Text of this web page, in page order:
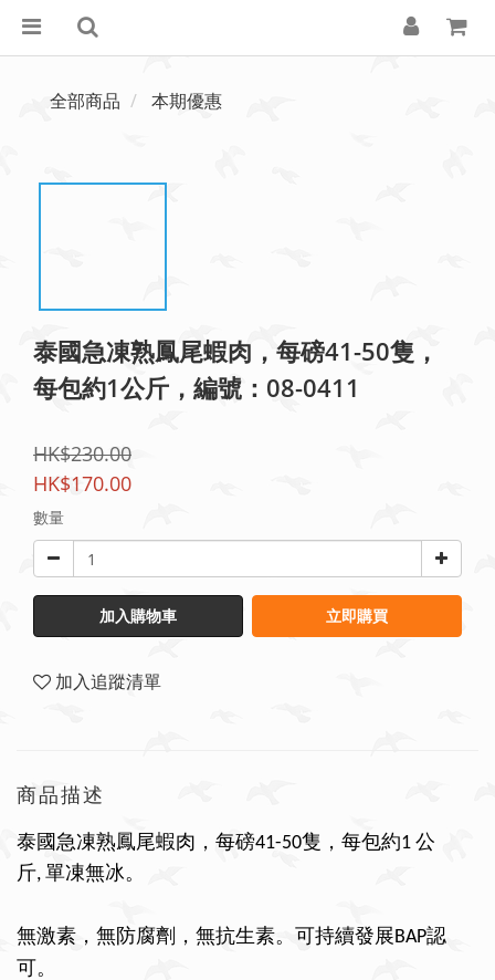
全部商品 本期優惠
泰國急凍熟鳳尾蝦肉，每磅41-50隻，
每包約1公斤，編號：08-0411
HK$230.00
HK$170.00
數量
加入購物車 立即購買
加入追蹤清單
商品描述
泰國急凍熟鳳尾蝦肉，每磅41-50隻，每包約1 公
斤, 單凍無冰。
無激素，無防腐劑，無抗生素。 可持續發展BAP認
可。